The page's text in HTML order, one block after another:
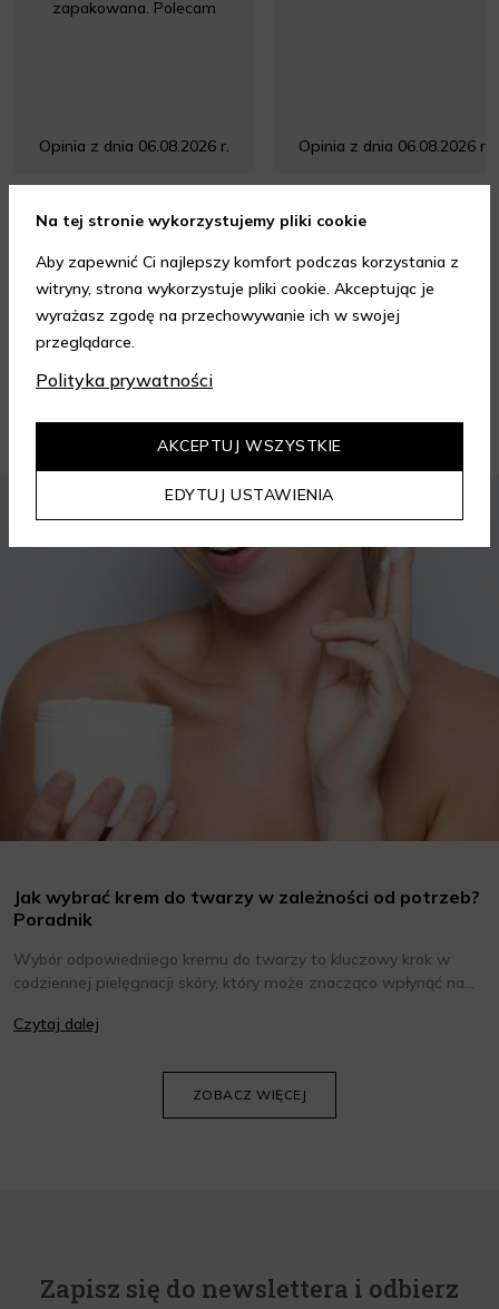
zapakowana. Polecam
Opinia z dnia 06.08.2026 r. Opinia z dnia 06.08.2026 r.
4.95
Wszystkie opinie
Porady kosmetyczne
KOSMETYKI
Jak wybrać krem do twarzy w zależności od potrzeb?
Poradnik
Wybór odpowiedniego kremu do twarzy to kluczowy krok w
codziennej pielęgnacji skóry, który może znacząco wpłynąć na
oraz wiedzieć, jak dopasować je do potrzeb własnej skóry.
Czytaj dalej
ZOBACZ WIĘCEJ
Zapisz się do newslettera i odbierz
Na tej stronie wykorzystujemy pliki cookie
Aby zapewnić Ci najlepszy komfort podczas korzystania z
witryny, strona wykorzystuje pliki cookie. Akceptując je
wyrażasz zgodę na przechowywanie ich w swojej
przeglądarce.
Polityka prywatności
EDYTUJ USTAWIENIA
AKCEPTUJ WSZYSTKIE